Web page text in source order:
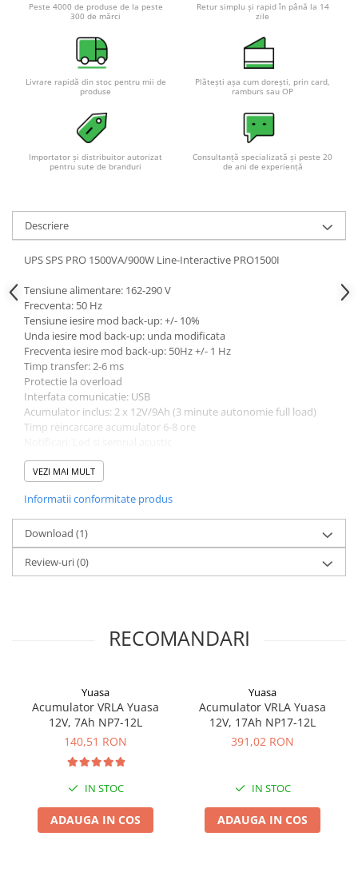
Peste 4000 de produse de la peste
300 de mărci
Retur simplu și rapid în până la 14
zile
Livrare rapidă din stoc pentru mii de
produse
Plătești așa cum dorești, prin card,
ramburs sau OP
Importator și distribuitor autorizat
pentru sute de branduri
Consultanță specializată și peste 20
de ani de experiență
Descriere
UPS SPS PRO 1500VA/900W Line-Interactive PRO1500I
Tensiune alimentare: 162-290 V
Frecventa: 50 Hz
Tensiune iesire mod back-up: +/- 10%
Unda iesire mod back-up: unda modificata
Frecventa iesire mod back-up: 50Hz +/- 1 Hz
Timp transfer: 2-6 ms
Protectie la overload
Interfata comunicatie: USB
Acumulator inclus: 2 x 12V/9Ah (3 minute autonomie full load)
Timp reincarcare acumulator 6-8 ore
Nivel zgomot: < 40 dB la 1 m
Temperatura de functionare: 0-40 C
Dimensiuni 380x158x198
VEZI MAI MULT
Informatii conformitate produs
Download (1)
Review-uri(0)
RECOMANDARI
Yuasa
Acumulator VRLA Yuasa
12V, 7Ah NP7-12L
140,51 RON
IN STOC
ADAUGA IN COS
Yuasa
Acumulator VRLA Yuasa
12V, 17Ah NP17-12L
391,02 RON
IN STOC
ADAUGA IN COS